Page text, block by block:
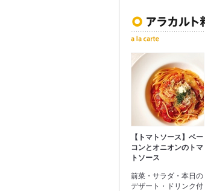
【トマトソース】ベー
コンとオニオンのトマ
トソース
前菜・サラダ・本日の
デザート・ドリンク付